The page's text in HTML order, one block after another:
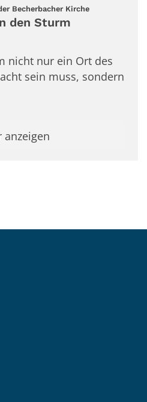
Becherbacher Kirche:
den Sturm
nicht nur ein Ort des
sein muss, sondern
anzeigen